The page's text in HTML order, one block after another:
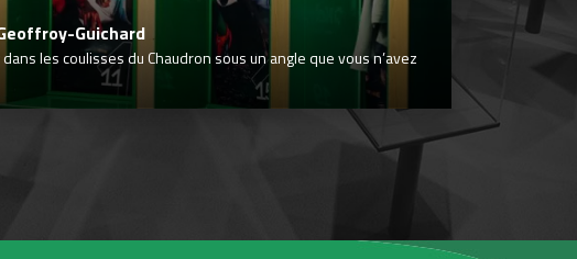
Guichard
les coulisses du Chaudron sous un angle que vous n’avez